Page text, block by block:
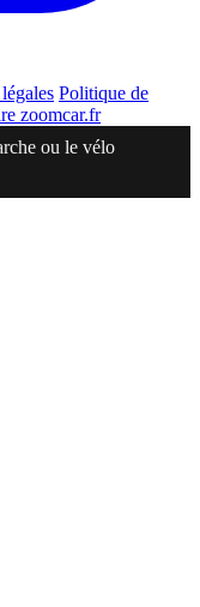
Politique de
zoomcar.fr
ou le vélo